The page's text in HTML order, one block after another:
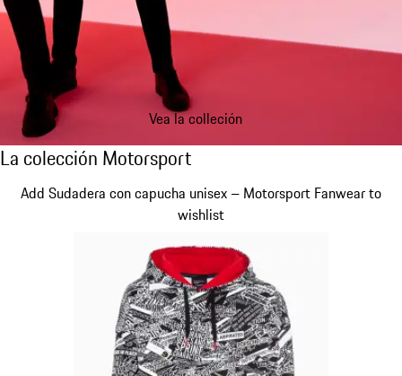
Vea la colleción
La colección Motorsport
La colección Motorsport
Add Sudadera con capucha unisex – Motorsport Fanwear to
wishlist
Diapositiva 1 de 20